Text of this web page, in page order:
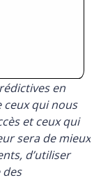
Selon moi,
en
qui nous
et ceux qui
sera de mieux
d’utiliser
des